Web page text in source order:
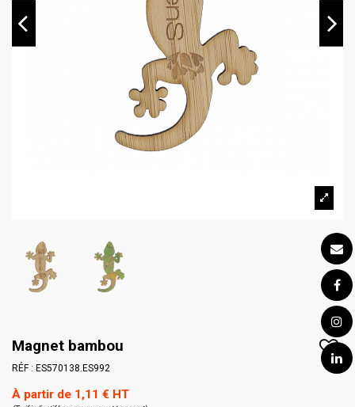
Magnet bambou
RÉF : ES570138.ES992
À partir de 1,11 € HT